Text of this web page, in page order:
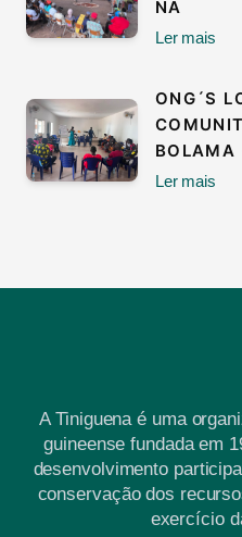
NA
Ler mais
ONG´S
BOLAMA
Ler mais
A Tiniguena é uma
guineense fundada em
desenvolvimento
conservação dos
exercício